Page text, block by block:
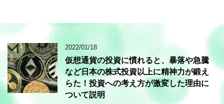
2022/01/18
仮想通貨の投資に慣れると、暴落や急騰
など日本の株式投資以上に精神力が鍛え
らた！投資への考え方が激変した理由に
ついて説明